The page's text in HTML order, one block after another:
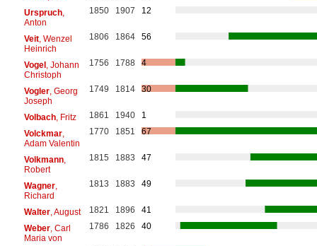
Urspruch,
Anton
1850 1907 12
Veit, Wenzel
Heinrich
1806 1864 56
Vogel, Johann
Christoph
1756 1788 4
Vogler, Georg
Joseph
1749 1814 30
Volbach, Fritz 1861 1940
1
Volckmar,
Adam Valentin
1770 1851 67
Volkmann,
Robert
1815 1883 47
Wagner,
Richard
1813 1883 49
Walter, August 1821 1896
41
Weber, Carl
Maria von
1786 1826 40